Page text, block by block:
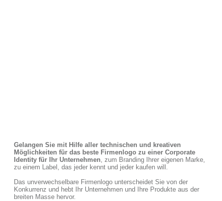
Gelangen Sie mit Hilfe aller technischen und kreativen
Möglichkeiten für das beste Firmenlogo zu einer Corporate
Identity für Ihr Unternehmen, zum Branding Ihrer eigenen Marke,
zu einem Label, das jeder kennt und jeder kaufen will.
Das unverwechselbare Firmenlogo unterscheidet Sie von der
Konkurrenz und hebt Ihr Unternehmen und Ihre Produkte aus der
breiten Masse hervor.